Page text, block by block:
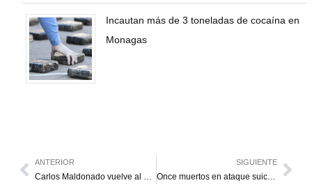
Incautan más de 3 toneladas de cocaína en
Monagas
ANTERIOR
Carlos Maldonado vuelve al Deportivo Táchira
SIGUIENTE
Once muertos en ataque suicida en mezquita de Bagdad